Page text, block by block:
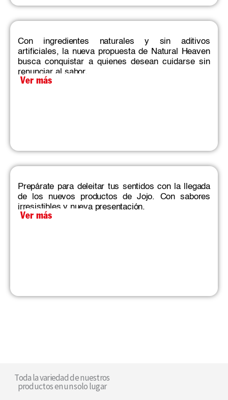
Con ingredientes naturales y sin aditivos
artificiales, la nueva propuesta de Natural Heaven
busca conquistar a quienes desean cuidarse sin
renunciar al sabor.
Ver más
Prepárate para deleitar tus sentidos con la llegada
de los nuevos productos de Jojo. Con sabores
irresistibles y nueva presentación.
Ver más
Toda la variedad de nuestros
productos en un solo lugar